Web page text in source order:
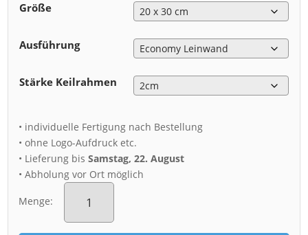
Größe
Ausführung
Stärke Keilrahmen
• individuelle Fertigung nach Bestellung
• ohne Logo-Aufdruck etc.
• Lieferung bisSamstag, 22. August
• Abholung vor Ort möglich
Menge:
Leinwand
(01003)
am